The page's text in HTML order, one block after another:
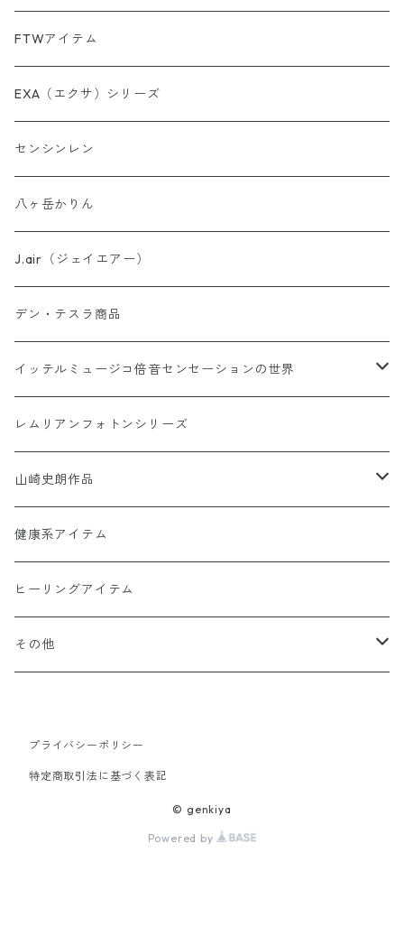
AINORinQ（あいのりんく）
お守り数列・強化版 全33種
書籍カードシリーズ
Soul Reclaim（ソウルレクイエム）シリーズ
その他のカード
FTWアイテム
EXA（エクサ）シリーズ
センシンレン
八ヶ岳かりん
J.air（ジェイエアー）
デン・テスラ商品
イッテルミュージコ倍音センセーションの世界
1368イッテルミュージコCD
Hi-Ringo 孤独のライブCD1368
ヒーリンゴの仲間たちCD1368
Hi-Ringo Yah！ selection CD
レムリアンフォトンシリーズ
山崎史朗作品
幻妙鏡(万華鏡)
オーナメント（収納・飾り台)
水眠亭クラフト（その他作品）
健康系アイテム
ヒーリングアイテム
その他
【LHG 高濃度水素酸素発生装置】関連商品
プライバシーポリシー
特定商取引法に基づく表記
© genkiya
Powered by